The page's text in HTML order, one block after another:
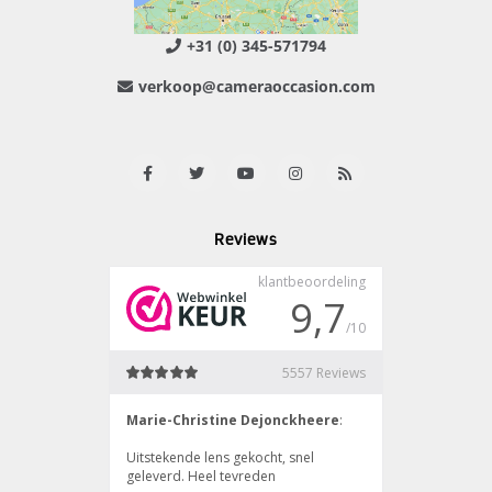
+31 (0) 345-571794
verkoop@cameraoccasion.com
Reviews